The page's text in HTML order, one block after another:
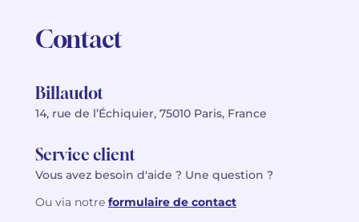
Contact
Billaudot
14, rue de l’Échiquier, 75010 Paris, France
Service client
Vous avez besoin d'aide ? Une question ?
Ou via notre formulaire de contact